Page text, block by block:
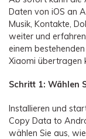
Daten von iOS an
Musik, Kontakte,
weiter und
einem
Xiaomi übertragen
Schritt 1: Wählen
Installieren und
Copy Data to
wählen Sie aus,